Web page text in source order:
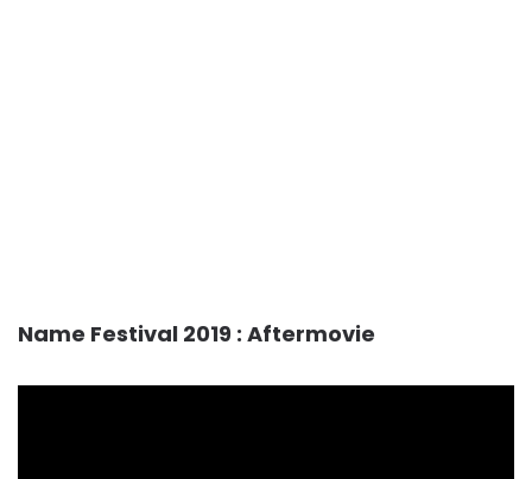
Name Festival 2019 : Aftermovie